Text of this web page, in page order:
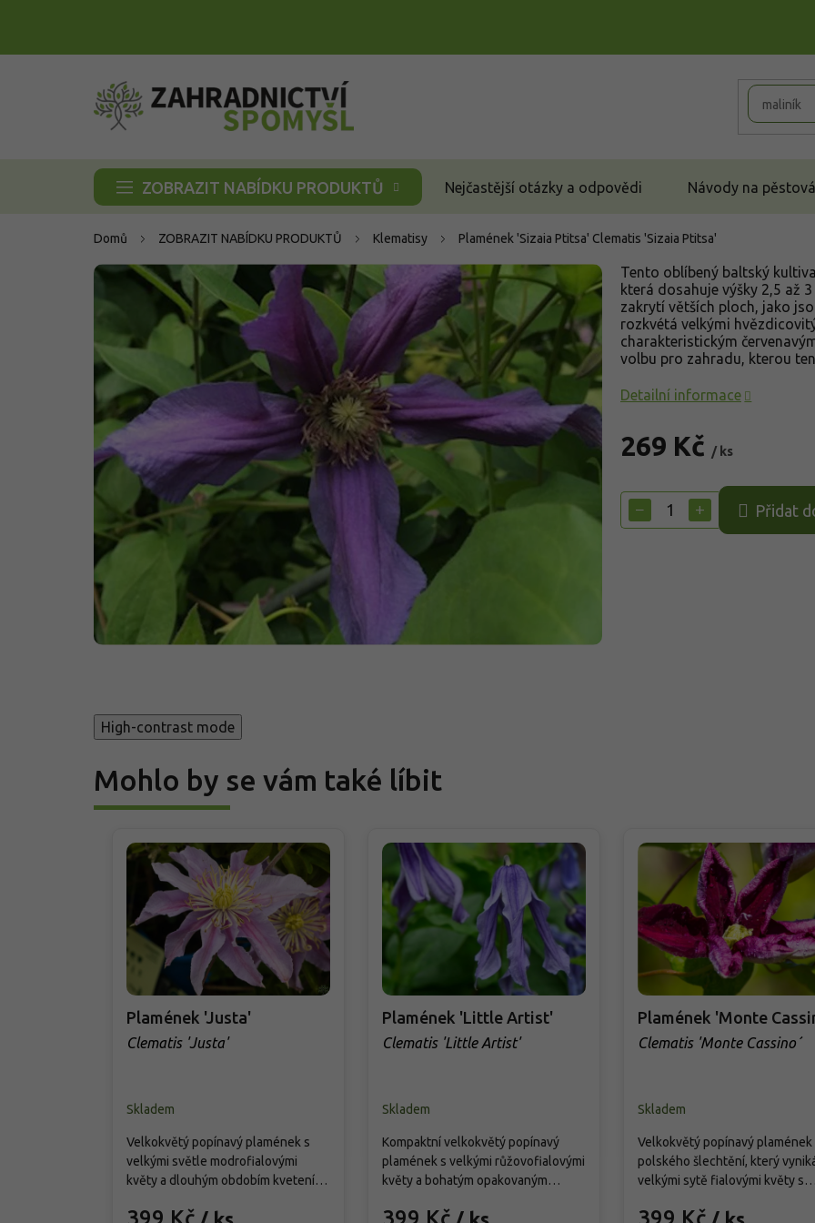
ZOBRAZIT NABÍDKU PRODUKTŮ Nejčastější otázky a odpovědi Návody na
Domů ZOBRAZIT NABÍDKU PRODUKTŮ Klematisy Plamének 'Sizaia Ptitsa' Clematis 'Sizaia Ptitsa'
269 Kč / ks
cena:
+
− Přidat
Tento oblíbený baltský
která dosahuje výšky 2,5 až
zakrytí větších ploch, jako
rozkvétá velkými
charakteristickým
volbu pro zahradu, kterou
Detailní informace
High-contrast mode
Mohlo by se vám také líbit
Plamének 'Justa'
Clematis 'Justa'
Skladem
Velkokvětý popínavý plamének s
velkými světle modrofialovými
květy a dlouhým obdobím kvetení.
hodí na pergoly, treláže, ploty i do
Plamének 'Little Artist'
Clematis 'Little Artist'
Skladem
Kompaktní velkokvětý popínavý
plamének s velkými růžovofialovými
květy a bohatým opakovaným
ideální pro pěstování v nádobách,
Plamének 'Monte
Clematis 'Monte Cassino´
Skladem
Velkokvětý popínavý plamének
polského šlechtění, který
velkými sytě fialovými květy s
bohatým a dlouhým kvetením i